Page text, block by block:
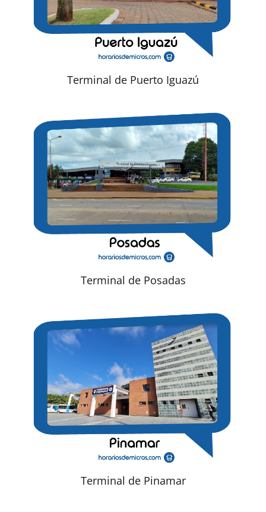
Terminal de Puerto Iguazú
Terminal de Posadas
Terminal de Pinamar